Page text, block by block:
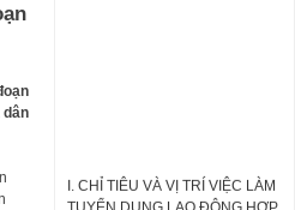
dân
TUYỂN DỤNG LAO ĐỘNG HỢP
ĐỒNG Tổng số chỉ…